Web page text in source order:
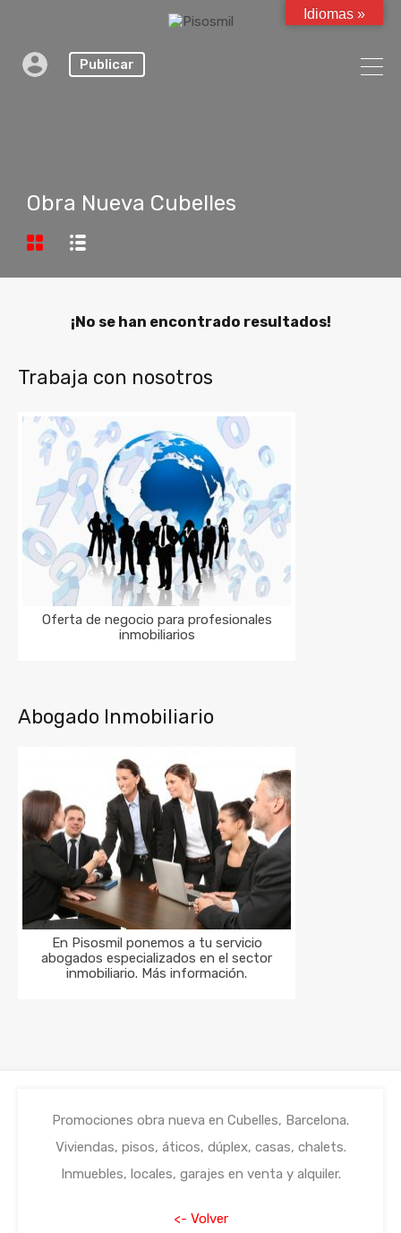
Publicar
Obra Nueva Cubelles
¡No se han encontrado resultados!
Trabaja con nosotros
Oferta de negocio para profesionales
inmobiliarios
Abogado Inmobiliario
En Pisosmil ponemos a tu servicio
abogados especializados en el sector
inmobiliario. Más información.
Promociones obra nueva en Cubelles, Barcelona.
Viviendas, pisos, áticos, dúplex, casas, chalets.
Inmuebles, locales, garajes en venta y alquiler.
<- Volver
Idiomas »